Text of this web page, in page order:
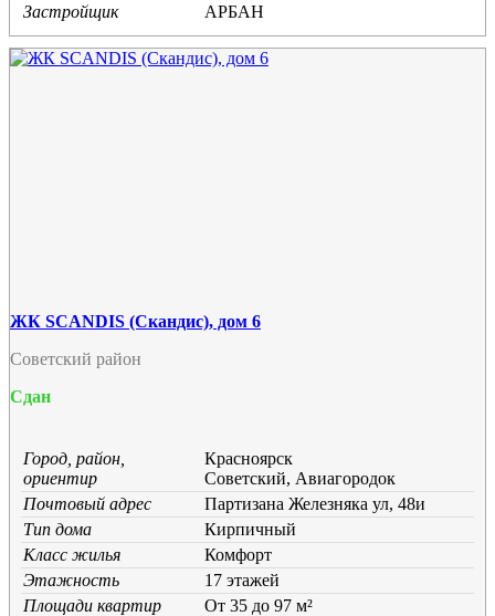
Застройщик
АРБАН
ЖК SCANDIS (Скандис), дом 6
Советский район
Сдан
Город, район,
ориентир
Красноярск
Советский, Авиагородок
Почтовый адрес
Партизана Железняка ул, 48и
Тип дома
Кирпичный
Класс жилья
Комфорт
Этажность
17 этажей
Площади квартир
От 35 до 97 м²